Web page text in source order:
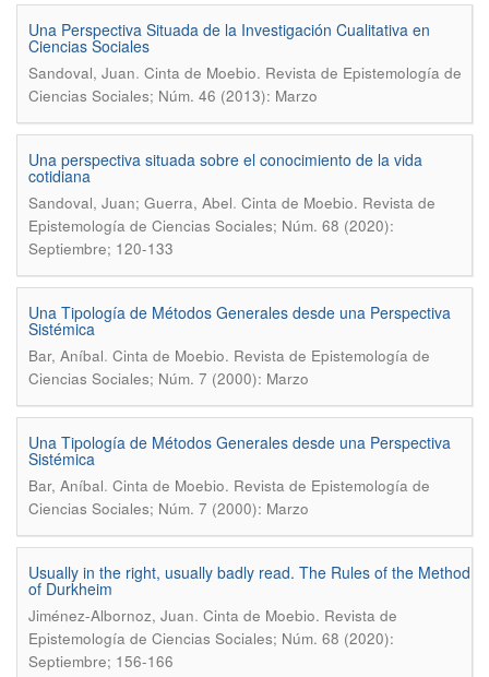
Una Perspectiva Situada de la Investigación Cualitativa en
Ciencias Sociales
Sandoval, Juan. Cinta de Moebio. Revista de Epistemología de
Ciencias Sociales; Núm. 46 (2013): Marzo
Una perspectiva situada sobre el conocimiento de la vida
cotidiana
Sandoval, Juan; Guerra, Abel. Cinta de Moebio. Revista de
Epistemología de Ciencias Sociales; Núm. 68 (2020):
Septiembre; 120-133
Una Tipología de Métodos Generales desde una Perspectiva
Sistémica
Bar, Aníbal. Cinta de Moebio. Revista de Epistemología de
Ciencias Sociales; Núm. 7 (2000): Marzo
Una Tipología de Métodos Generales desde una Perspectiva
Sistémica
Bar, Aníbal. Cinta de Moebio. Revista de Epistemología de
Ciencias Sociales; Núm. 7 (2000): Marzo
Usually in the right, usually badly read. The Rules of the Method
of Durkheim
Jiménez-Albornoz, Juan. Cinta de Moebio. Revista de
Epistemología de Ciencias Sociales; Núm. 68 (2020):
Septiembre; 156-166